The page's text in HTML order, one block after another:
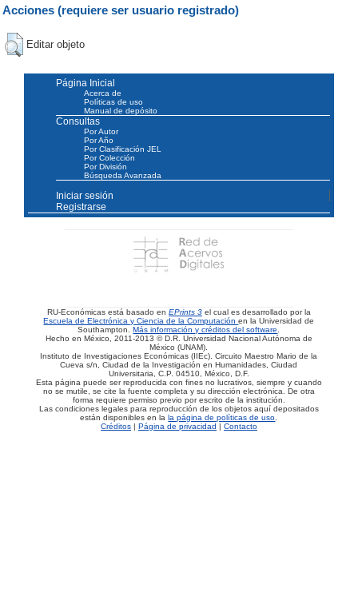
Acciones (requiere ser usuario registrado)
Editar objeto
Página Inicial
Acerca de
Políticas de uso
Manual de depósito
Consultas
Por Autor
Por Año
Por Clasificación JEL
Por Colección
Por División
Búsqueda Avanzada
Iniciar sesión
Registrarse
RU-Económicas está basado en EPrints 3 el cual es desarrollado por la
Escuela de Electrónica y Ciencia de la Computaciónen la Universidad de
Southampton.Más información y créditos del software.
Hecho en México, 2011-2013 © D.R. Universidad Nacional Autónoma de
México (UNAM).
Instituto de Investigaciones Económicas (IIEc). Circuito Maestro Mario de la
Cueva s/n, Ciudad de la Investigación en Humanidades, Ciudad
Universitaria, C.P. 04510, México, D.F.
Esta página puede ser reproducida con fines no lucrativos, siempre y cuando
no se mutile, se cite la fuente completa y su dirección electrónica. De otra
forma requiere permiso previo por escrito de la institución.
Las condiciones legales para reproducción de los objetos aquí depositados
están disponibles en lala página de políticas de uso.
Créditos| Página de privacidad | Contacto